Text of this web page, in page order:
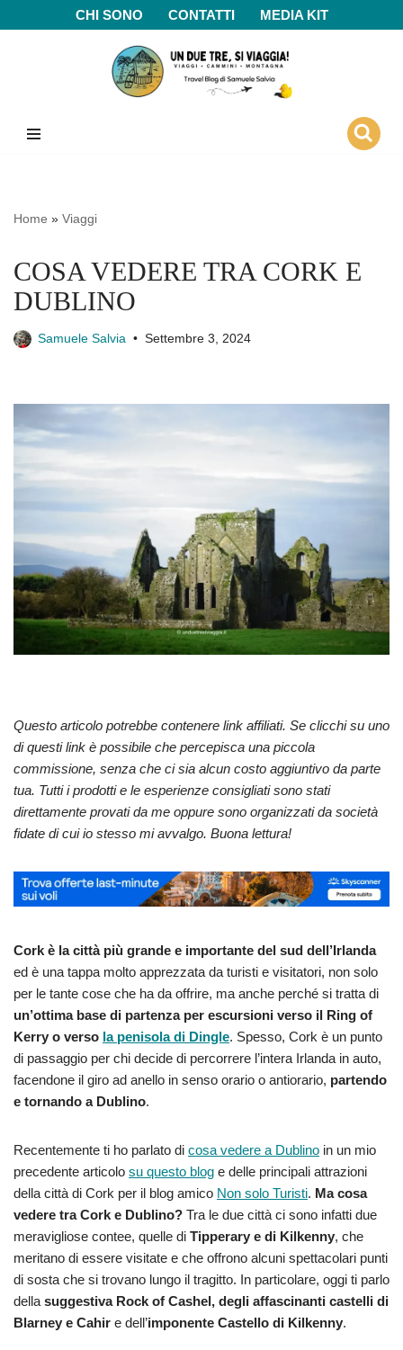
CHI SONO CONTATTI MEDIA KIT
Home » Viaggi
COSA VEDERE TRA CORK E
DUBLINO
Samuele Salvia Settembre 3, 2024
Questo articolo potrebbe contenere link affiliati. Se clicchi su uno
di questi link è possibile che percepisca una piccola
commissione, senza che ci sia alcun costo aggiuntivo da parte
tua. Tutti i prodotti e le esperienze consigliati sono stati
direttamente provati da me oppure sono organizzati da società
fidate di cui io stesso mi avvalgo. Buona lettura!
Cork è la città più grande e importante del sud dell’Irlanda
ed è una tappa molto apprezzata da turisti e visitatori, non solo
per le tante cose che ha da offrire, ma anche perché si tratta di
un’ottima base di partenza per escursioni verso il Ring of
Kerry o verso la penisola di Dingle. Spesso, Cork è un punto
di passaggio per chi decide di percorrere l’intera Irlanda in auto,
facendone il giro ad anello in senso orario o antiorario, partendo
e tornando a Dublino.
Recentemente ti ho parlato di cosa vedere a Dublino in un mio
precedente articolo su questo blog e delle principali attrazioni
della città di Cork per il blog amico Non solo Turisti. Ma cosa
vedere tra Cork e Dublino? Tra le due città ci sono infatti due
meravigliose contee, quelle di Tipperary e di Kilkenny, che
meritano di essere visitate e che offrono alcuni spettacolari punti
di sosta che si trovano lungo il tragitto. In particolare, oggi ti parlo
della suggestiva Rock of Cashel, degli affascinanti castelli di
Blarney e Cahir e dell’imponente Castello di Kilkenny.